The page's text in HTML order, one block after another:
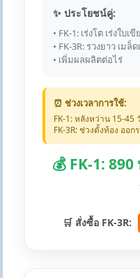
✨ ประโยชน์คู่:
• FK-1: เร่งโต เร่งใบเ
• FK-3R: รวงยาว เม
• เพิ่มผลผลิตต่อไร่
⏰ ช่วงเวลาการใช้:
FK-1: หลังหว่าน 15-45
FK-3R: ช่วงตั้งท้อง ออ
💰 FK-1:
🛒 สั่งซื้อ FK-3R: